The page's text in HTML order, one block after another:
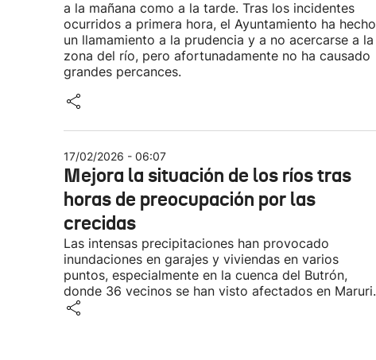
a la mañana como a la tarde. Tras los incidentes
ocurridos a primera hora, el Ayuntamiento ha hecho
un llamamiento a la prudencia y a no acercarse a la
zona del río, pero afortunadamente no ha causado
grandes percances.
17/02/2026 - 06:07
Mejora la situación de los ríos tras
horas de preocupación por las
crecidas
Las intensas precipitaciones han provocado
inundaciones en garajes y viviendas en varios
puntos, especialmente en la cuenca del Butrón,
donde 36 vecinos se han visto afectados en Maruri.